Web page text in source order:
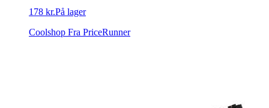
178 kr.På lager
Coolshop Fra PriceRunner